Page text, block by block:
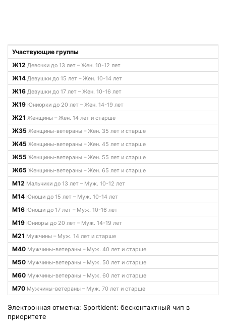
Участвующие группы
Ж12 Девочки до 13 лет – Жен. 10-12 лет
Ж14 Девушки до 15 лет – Жен. 10-14 лет
Ж16 Девушки до 17 лет – Жен. 10-16 лет
Ж19 Юниорки до 20 лет – Жен. 14-19 лет
Ж21 Женщины – Жен. 14 лет и старше
Ж35 Женщины-ветераны – Жен. 35 лет и старше
Ж45 Женщины-ветераны – Жен. 45 лет и старше
Ж55 Женщины-ветераны – Жен. 55 лет и старше
Ж65 Женщины-ветераны – Жен. 65 лет и старше
М12 Мальчики до 13 лет – Муж. 10-12 лет
М14 Юноши до 15 лет – Муж. 10-14 лет
М16 Юноши до 17 лет – Муж. 10-16 лет
М19 Юниоры до 20 лет – Муж. 14-19 лет
М21 Мужчины – Муж. 14 лет и старше
М40 Мужчины-ветераны – Муж. 40 лет и старше
М50 Мужчины-ветераны – Муж. 50 лет и старше
М60 Мужчины-ветераны – Муж. 60 лет и старше
М70 Мужчины-ветераны – Муж. 70 лет и старше
Электронная отметка: SportIdent: бесконтактный чип в
приоритете